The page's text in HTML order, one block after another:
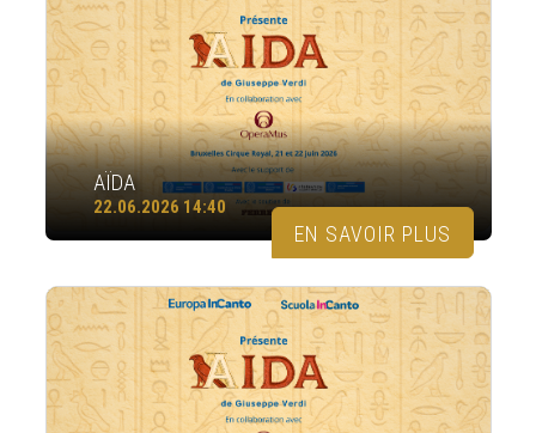
AÏDA
22.06.2026 14:40
EN SAVOIR PLUS